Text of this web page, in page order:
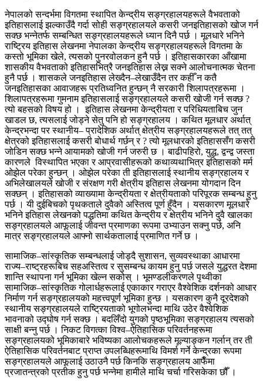
नेपालको सन्दर्भमा विगतमा स्थापित केन्द्रीय सङ्ग्रहालयहरूले वैभवताको
इतिहासलाई झल्काउँदै गर्दा सोही सङ्ग्रहालयले कसरी जनइतिहासको खोज गर्न
सक्छ भन्नेतर्फ सम्बन्धित सङ्ग्रहालयहरूले ध्यान दिनै पर्छ । मूलधारे भनिने
राष्ट्रिय इतिहास लेखनमा नेपालका केन्द्रीय सङ्ग्रहालयहरूले विगतमा के
कस्तो भूमिका खेले, त्यसको पुनरवोलकन हुनै पर्छ । इतिहासकारका आँखामा
शासकीय वैभवताको इतिहासभित्रै जनइतिहास लेख्न सक्ने आलोचनात्मक चेतना
हुनै पर्छ । शासकले जनइतिहास लेख्दैन–लेखाउँदैन तर कहीँ न कतै
जनइतिहासका आवाजहरू प्रतिध्वनित हुन्छन् नै सरकारी शिलापत्रहरूमा ।
शिलापत्रहरूमा गुमनाम इतिहासलाई सङ्ग्रहालयले कसरी खोजी गर्न सक्छ ?
त्यो बहसको विषय हो । इतिहास लेखनमा केन्द्रीयता र परिधियताबिच जुन
खाडल छ, त्यसलाई जोड्ने सेतु पनि हो सङ्ग्रहालय । कथित मूलधार अर्थात्
केन्द्रभन्दा पर स्थानीय– प्रादेशिक अर्थात् क्षेत्रीय सङ्ग्रहालयहरूले तत् तत्
क्षेत्रको इतिहासलाई कसरी बोधार्थ गर्छन् र ? त्यो मूलधारको इतिहाससँग कसरी
जोडिन सक्छ भन्ने आयामको खोजी गर्न जरुरी छ । बाढीपहिरो, युद्ध, द्वन्द्व जस्ता
कारणले विस्थापित भएका र आप्रवासीहरूको कथाव्यथाभित्र इतिहासको मर्म
ओझेल परेका हुन्छन् । ओझेल परेका ती इतिहासलाई स्थानीय सङ्ग्रहालय र
अभिलेखालयले खोजी र संरक्षण गरी क्षेत्रीय इतिहास लेखनमा योगदान दिन
सक्छन् । इतिहासको व्याख्यामा केन्द्रीयता र क्षेत्रीयताको परिपूरक सम्बन्ध हुनु
पर्छ । यी दुईबिचको पृथकताले दुवैको अस्तित्व पूर्ण हुँदैन । यसकारण मूलधारे
भनिने इतिहास लेखनको पद्धतिमा कथित केन्द्रीय र क्षेत्रीय भनिने दुवै खालका
सङ्ग्रहालयले आफूलाई जीवन्त प्रमाणका रूपमा उभ्याउन सक्नु पर्छ, अनि
मात्र सङ्ग्रहालयले आफ्नो सार्थकतालाई प्रमाणित गर्ने छ ।
सामाजिक–सांस्कृतिक सम्बन्धलाई जोड्दै सुशासन, सुव्यवस्थाका आधारमा
राज्य–राष्ट्रहरूबिच सहअस्तित्व र सुसम्बन्ध कायम हुनु पर्छ जसले युद्धरत देशमा
शान्ति स्थापना गर्न भूमिका खेल्न सकोस् । भूमण्डलीकरणले पृथ्वीका
सामाजिक–सांस्कृतिक गोलार्धहरूलाई एकाकार गराएर वैश्वेशिक दर्शनको आधार
निर्माण गर्न सङ्ग्रहालयको महत्त्वपूर्ण भूमिका हुन्छ । यसकारण कुनै दूरदेशको
स्थानीय सङ्ग्रहालयले राष्ट्रियताको भूगोलभन्दा माथि उठेर वैश्वेशिक
भावनाको उद्घोष गर्न सक्छ । बदलिँदो युगको पृष्ठभूमिका सङ्ग्रहालय त्यसको
साक्षी बन्नु पर्छ । निकट विगत्का विश्व–ऐतिहासिक परिवर्तनहरूमा
सङ्ग्रहालयको भूमिकाबारे भविष्यका आलोचकहरूले मूल्याङ्कन गर्लान् तर ती
ऐतिहासिक परिवर्तनबाट प्राप्त उपलब्धिहरूमाथि विमर्श गर्ने केन्द्रका रूपमा
सङ्ग्रहालयले आफूलाई उठाउनै पर्छ किनकि सङ्ग्रहालय आफैँमा
प्रजातन्त्रको प्रतीक हुनु पर्छ भन्नेमा हामीले माथि चर्चा गरिसकेका छौँ ।